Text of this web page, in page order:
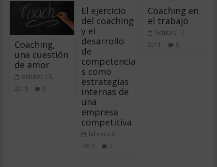
Coaching,
una cuestión
de amor
octubre 18,
2018
0
El ejercicio
del coaching
y el
desarrollo
de
competencia
s como
estrategias
internas de
una
empresa
competitiva
febrero 8,
2012
2
Coaching en
el trabajo
octubre 17,
2011
0